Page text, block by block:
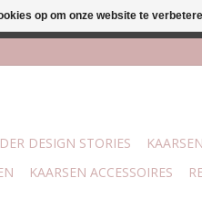
DESIGN STORIES KAARSEN
KAARSEN ACCESSOIRES
op om onze website te
Trotz Woon & Cadeau |